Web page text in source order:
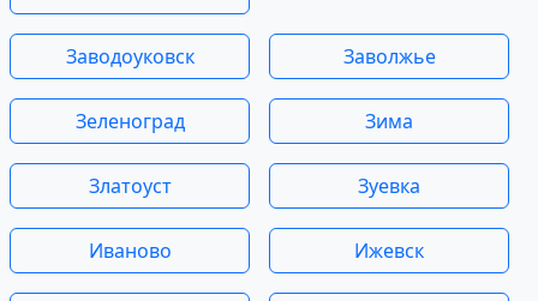
Заводоуковск Заволжье
Зеленоград Зима
Златоуст Зуевка
Иваново Ижевск